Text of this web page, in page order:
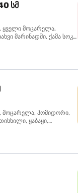
სმ
ყველი მოცარელა,
მარინადში, ქამა სოკო
მოცარელა, პომიდორი,
ყაბაყი,